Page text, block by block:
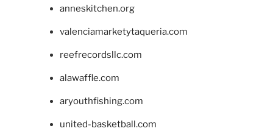
anneskitchen.org
valenciamarketytaqueria.com
reefrecordsllc.com
alawaffle.com
aryouthfishing.com
united-basketball.com